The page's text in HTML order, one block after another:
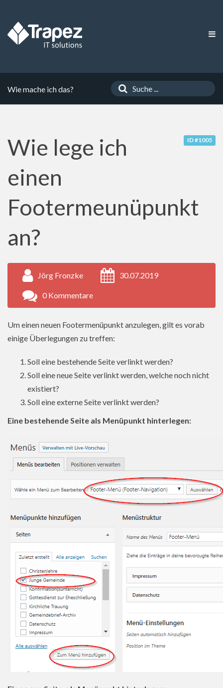
Wie mache ich das?
ID #1005
Wie lege ich
einen
Footermeunüpunkt
an?
Jörg Fronzke 30.07.2019
0 Kommentare
Um einen neuen Footermenüpunkt anzulegen, gilt es vorab
einige Überlegungen zu treffen:
Soll eine bestehende Seite verlinkt werden?
Soll eine neue Seite verlinkt werden, welche noch nicht
existiert?
Soll eine externe Seite verlinkt werden?
Eine bestehende Seite als Menüpunkt hinterlegen: